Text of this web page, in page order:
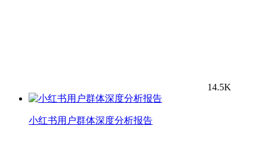
14.5K
小红书用户群体深度分析报告